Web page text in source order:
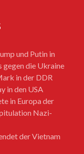
und Putin in
gegen die Ukraine
in der DDR
in den USA
in Europa der
Nazi-
der Vietnam